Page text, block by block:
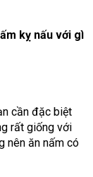
kỵ nấu với gì
cần đặc biệt
rất giống với
nên ăn nấm có